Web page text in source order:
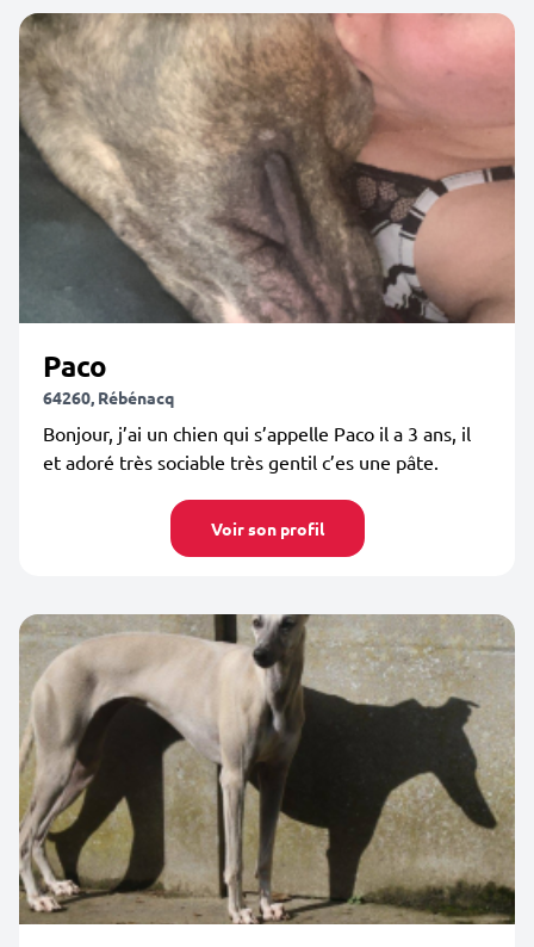
Paco
64260, Rébénacq
Bonjour, j’ai un chien qui s’appelle Paco il a 3 ans, il
et adoré très sociable très gentil c’es une pâte.
Voir son profil